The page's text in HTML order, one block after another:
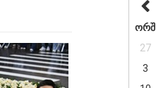
ორშ
27
3